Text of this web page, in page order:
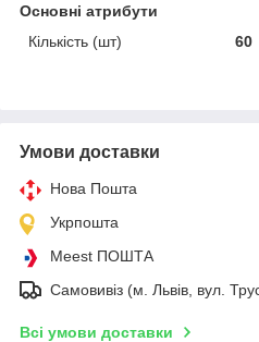
Основні атрибути
Кількість (шт)
60
Умови доставки
Нова Пошта
Укрпошта
Meest ПОШТА
Самовивіз (м. Львів, вул.
Всі умови доставки